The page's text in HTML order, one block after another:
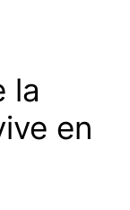
la
en